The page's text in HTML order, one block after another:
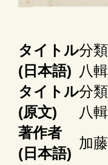
タイトル
(日本語)
分
八輯
タイトル
(原文)
分
八輯
著作者
(日本語)
加